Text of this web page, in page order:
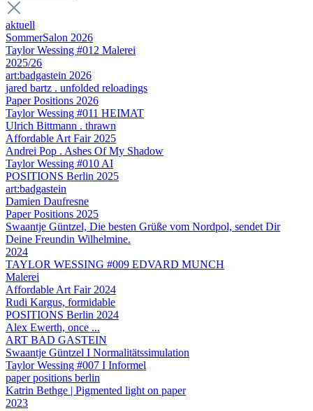
aktuell
SommerSalon 2026
Taylor Wessing #012 Malerei
2025/26
art:badgastein 2026
jared bartz . unfolded reloadings
Paper Positions 2026
Taylor Wessing #011 HEIMAT
Ulrich Bittmann . thrawn
Affordable Art Fair 2025
Andrei Pop . Ashes Of My Shadow
Taylor Wessing #010 AI
POSITIONS Berlin 2025
art:badgastein
Damien Daufresne
Paper Positions 2025
Swaantje Güntzel, Die besten Grüße vom Nordpol, sendet Dir
Deine Freundin Wilhelmine.
2024
TAYLOR WESSING #009 EDVARD MUNCH
Malerei
Affordable Art Fair 2024
Rudi Kargus, formidable
POSITIONS Berlin 2024
Alex Ewerth, once ...
ART BAD GASTEIN
Swaantje Güntzel I Normalitätssimulation
Taylor Wessing #007 I Informel
paper positions berlin
Katrin Bethge | Pigmented light on paper
2023